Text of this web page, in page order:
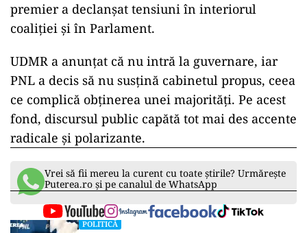
premier a declanșat tensiuni în interiorul
coaliției și în Parlament.
UDMR a anunțat că nu intră la guvernare, iar
PNL a decis să nu susțină cabinetul propus, ceea
ce complică obținerea unei majorități. Pe acest
fond, discursul public capătă tot mai des accente
radicale și polarizante.
Vrei să fii mereu la curent cu toate știrile? Urmărește
Puterea.ro și pe canalul de WhatsApp
POLITICĂ